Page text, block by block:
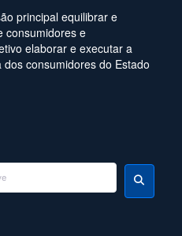
principal equilibrar e
consumidores e
elaborar e executar a
consumidores do Estado